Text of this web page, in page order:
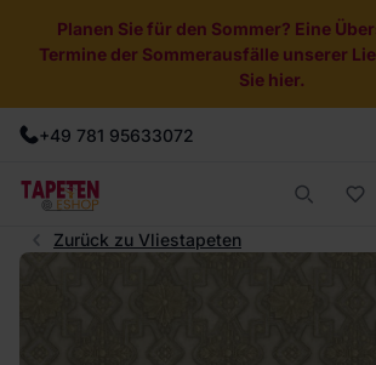
Planen Sie für den Sommer? Eine
Termine der Sommerausfälle unserer
Sie hier.
+49 781 95633072
Zurück zu Vliestapeten